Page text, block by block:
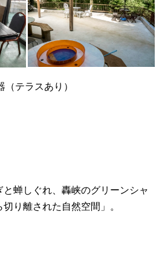
テラスあり）
と蝉しぐれ、轟峡のグリーンシャ
り離された自然空間」。